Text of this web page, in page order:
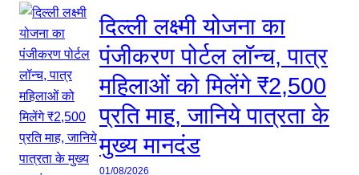
दिल्ली लक्ष्मी योजना का
पंजीकरण पोर्टल लॉन्च, पात्र
महिलाओं को मिलेंगे ₹2,500
प्रति माह, जानिये पात्रता के
मुख्य मानदंड
01/08/2026